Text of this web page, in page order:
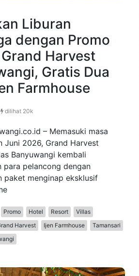
Liburan
dengan Promo
Harvest
Gratis Dua
Farmhouse
dilihat 20k
– Memasuki masa
Juni 2026, Grand Harvest
Banyuwangi kembali
para pelancong dengan
paket menginap eksklusif
Promo Hotel Resort
Villas
Harvest Ijen Farmhouse
Tamansari